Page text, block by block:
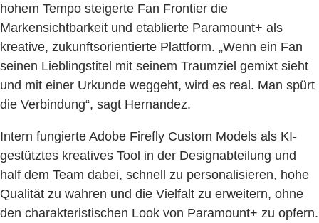
hohem Tempo steigerte Fan Frontier die
Markensichtbarkeit und etablierte Paramount+ als
kreative, zukunftsorientierte Plattform. „Wenn ein Fan
seinen Lieblingstitel mit seinem Traumziel gemixt sieht
und mit einer Urkunde weggeht, wird es real. Man spürt
die Verbindung“, sagt Hernandez.
Intern fungierte Adobe Firefly Custom Models als KI-
gestütztes kreatives Tool in der Designabteilung und
half dem Team dabei, schnell zu personalisieren, hohe
Qualität zu wahren und die Vielfalt zu erweitern, ohne
den charakteristischen Look von Paramount+ zu opfern.